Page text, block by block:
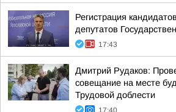
Регистрация
депутатов
17:43
Дмитрий Рудаков:
совещание на месте
Трудовой доблести
17:40